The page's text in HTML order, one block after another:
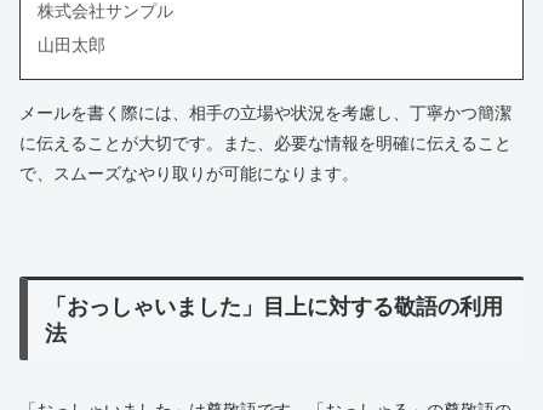
株式会社サンプル
山田太郎
メールを書く際には、相手の立場や状況を考慮し、丁寧かつ簡潔
に伝えることが大切です。また、必要な情報を明確に伝えること
で、スムーズなやり取りが可能になります。
「おっしゃいました」目上に対する敬語の利用
法